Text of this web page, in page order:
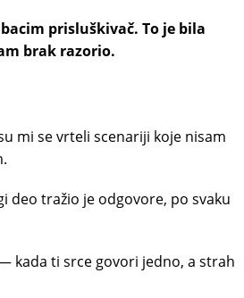
prisluškivač. To je bila
brak razorio.
mi se vrteli scenariji koje nisam
deo tražio je odgovore, po svaku
kada ti srce govori jedno, a strah